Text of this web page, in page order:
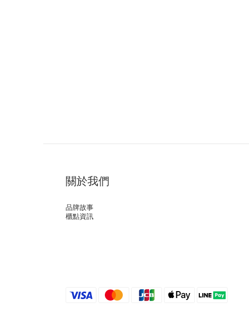
關於我們
品牌故事
櫃點資訊